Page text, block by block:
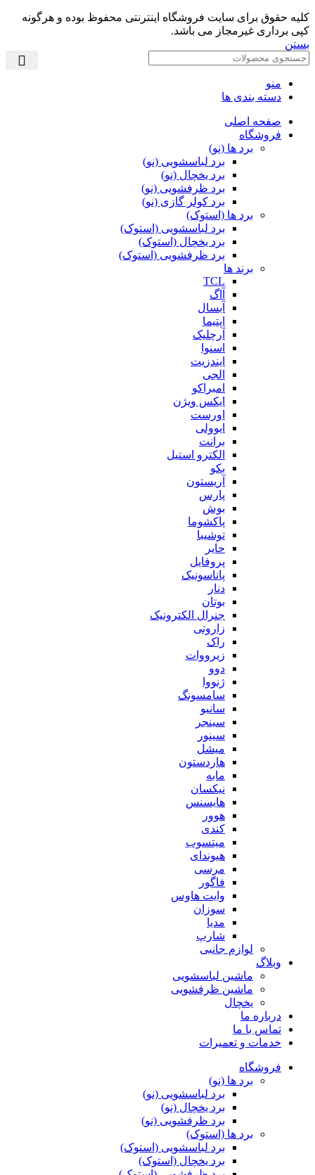
کلیه حقوق برای سایت فروشگاه اینترنتی محفوظ بوده و هرگونه
کپی برداری غیرمجاز می باشد.
بستن
منو
دسته بندی ها
صفحه اصلی
فروشگاه
برد ها (نو)
برد لباسشویی (نو)
برد یخچال (نو)
برد ظرفشویی (نو)
برد کولر گازی (نو)
برد ها (استوک)
برد لباسشویی (استوک)
برد یخچال (استوک)
برد ظرفشویی (استوک)
برند ها
TCL
آاگ
آبسال
اپتیما
آرچلیک
اسنوا
ایندزیت
الجی
امبراکو
ایکس ویژن
اورست
ایوولی
برانت
الکترو استیل
بکو
آریستون
پارس
بوش
پاکشوما
توشیبا
حایر
پروفایل
پاناسونیک
دنار
بوتان
جنرال الکترونیک
زاروتی
راک
زیرووات
دوو
ژنووا
سامسونگ
سانیو
سینجر
سینور
میشل
هاردستون
مابه
نیکسان
هایسنس
هوور
کندی
میتسوب
هیوندای
مرسی
فاگور
وایت هاوس
سوزان
مدیا
شارپ
لوازم جانبی
وبلاگ
ماشین لباسشویی
ماشین ظرفشویی
یخچال
درباره ما
تماس با ما
خدمات و تعمیرات
فروشگاه
برد ها (نو)
برد لباسشویی (نو)
برد یخچال (نو)
برد ظرفشویی (نو)
برد ها (استوک)
برد لباسشویی (استوک)
برد یخچال (استوک)